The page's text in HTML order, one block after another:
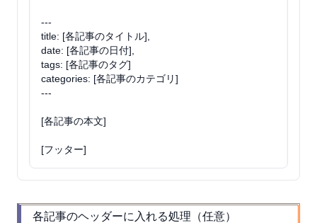
---
title: [各記事のタイトル],
date: [各記事の日付],
tags: [各記事のタグ]
categories: [各記事のカテゴリ]
---
[各記事の本文]
[フッター]
各記事のヘッダーに入れる処理（任意）